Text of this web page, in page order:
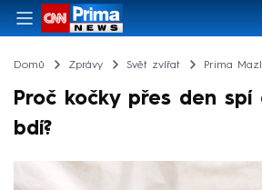
Domů Zprávy Svět zvířat Prima
Proč kočky přes den
bdí?